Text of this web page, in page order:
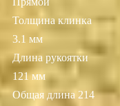
Толщина клинка
3.1 мм
Длина рукоятки
121 мм
Общая длина 214